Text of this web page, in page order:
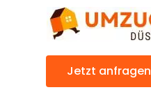
Jetzt anfragen